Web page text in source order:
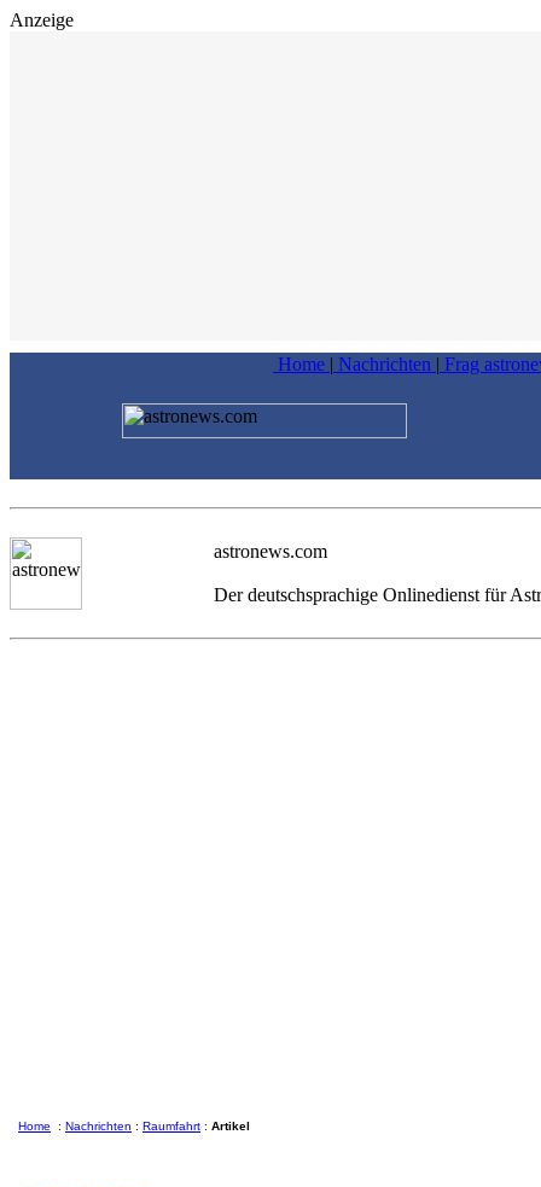
Anzeige
Home | Nachrichten | Frag
astronews.com
Der deutschsprachige Onlinedienst für
Home : Nachrichten : Raumfahrt : Artikel